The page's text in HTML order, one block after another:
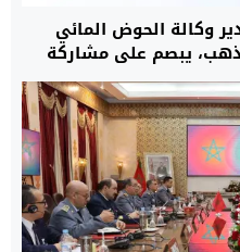
وكالة الحوض المائي
يبصم على مشاركة
السعودية